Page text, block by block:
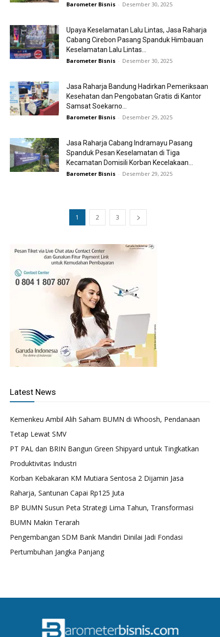
Barometer Bisnis - Desember 30, 2025
Upaya Keselamatan Lalu Lintas, Jasa Raharja
Cabang Cirebon Pasang Spanduk Himbauan
Keselamatan Lalu Lintas...
Barometer Bisnis - Desember 30, 2025
Jasa Raharja Bandung Hadirkan Pemeriksaan
Kesehatan dan Pengobatan Gratis di Kantor
Samsat Soekarno...
Barometer Bisnis - Desember 29, 2025
Jasa Raharja Cabang Indramayu Pasang
Spanduk Pesan Keselamatan di Tiga
Kecamatan Domisili Korban Kecelakaan...
Barometer Bisnis - Desember 29, 2025
1 2 3
Latest News
Kemenkeu Ambil Alih Saham BUMN di Whoosh, Pendanaan
Tetap Lewat SMV
PT PAL dan BRIN Bangun Green Shipyard untuk Tingkatkan
Produktivitas Industri
Korban Kebakaran KM Mutiara Sentosa 2 Dijamin Jasa
Raharja, Santunan Capai Rp125 Juta
BP BUMN Susun Peta Strategi Lima Tahun, Transformasi
BUMN Makin Terarah
Pengembangan SDM Bank Mandiri Dinilai Jadi Fondasi
Pertumbuhan Jangka Panjang